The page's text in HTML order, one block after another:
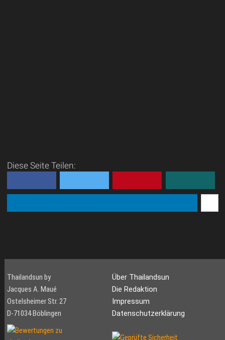
Diese Seite Teilen:
Thailandsun by
Jacques A. Maué
Ostelsheimer Str. 27
D-71034 Böblingen
Über Thailandsun
Die Redaktion
Impressum
Datenschutzerklärung